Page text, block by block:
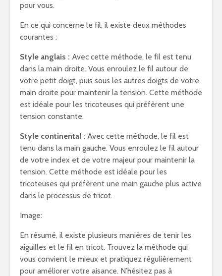
pour vous.
En ce qui concerne le fil, il existe deux méthodes
courantes :
Style anglais : Avec cette méthode, le fil est tenu
dans la main droite. Vous enroulez le fil autour de
votre petit doigt, puis sous les autres doigts de votre
main droite pour maintenir la tension. Cette méthode
est idéale pour les tricoteuses qui préfèrent une
tension constante.
Style continental : Avec cette méthode, le fil est
tenu dans la main gauche. Vous enroulez le fil autour
de votre index et de votre majeur pour maintenir la
tension. Cette méthode est idéale pour les
tricoteuses qui préfèrent une main gauche plus active
dans le processus de tricot.
Image:
En résumé, il existe plusieurs manières de tenir les
aiguilles et le fil en tricot. Trouvez la méthode qui
vous convient le mieux et pratiquez régulièrement
pour améliorer votre aisance. N’hésitez pas à